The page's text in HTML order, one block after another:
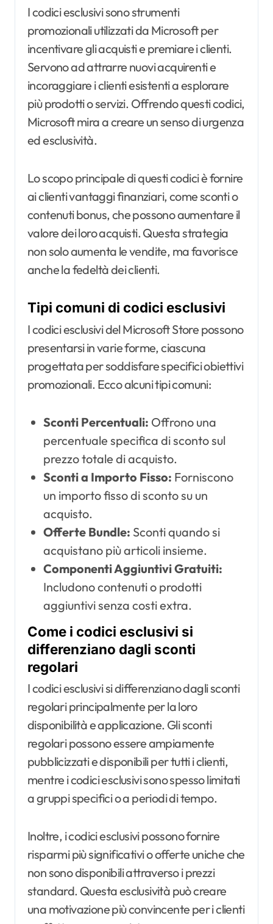
I codici esclusivi sono strumenti
promozionali utilizzati da Microsoft per
incentivare gli acquisti e premiare i clienti.
Servono ad attrarre nuovi acquirenti e
incoraggiare i clienti esistenti a esplorare
più prodotti o servizi. Offrendo questi codici,
Microsoft mira a creare un senso di urgenza
ed esclusività.
Lo scopo principale di questi codici è fornire
ai clienti vantaggi finanziari, come sconti o
contenuti bonus, che possono aumentare il
valore dei loro acquisti. Questa strategia
non solo aumenta le vendite, ma favorisce
anche la fedeltà dei clienti.
Tipi comuni di codici esclusivi
I codici esclusivi del Microsoft Store possono
presentarsi in varie forme, ciascuna
progettata per soddisfare specifici obiettivi
promozionali. Ecco alcuni tipi comuni:
Sconti Percentuali: Offrono una
percentuale specifica di sconto sul
prezzo totale di acquisto.
Sconti a Importo Fisso: Forniscono
un importo fisso di sconto su un
acquisto.
Offerte Bundle: Sconti quando si
acquistano più articoli insieme.
Componenti Aggiuntivi Gratuiti:
Includono contenuti o prodotti
aggiuntivi senza costi extra.
Come i codici esclusivi si
differenziano dagli sconti
regolari
I codici esclusivi si differenziano dagli sconti
regolari principalmente per la loro
disponibilità e applicazione. Gli sconti
regolari possono essere ampiamente
pubblicizzati e disponibili per tutti i clienti,
mentre i codici esclusivi sono spesso limitati
a gruppi specifici o a periodi di tempo.
Inoltre, i codici esclusivi possono fornire
risparmi più significativi o offerte uniche che
non sono disponibili attraverso i prezzi
standard. Questa esclusività può creare
una motivazione più convincente per i clienti